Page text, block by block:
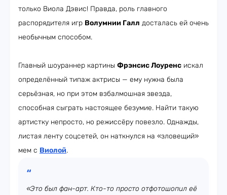
только Виола Дэвис! Правда, роль главного
распорядителя игр Волумнии Галл досталась ей очень
необычным способом.
Главный шоураннер картины Фрэнсис Лоуренс искал
определённый типаж актрисы — ему нужна была
серьёзная, но при этом взбалмошная звезда,
способная сыграть настоящее безумие. Найти такую
артистку непросто, но режиссёру повезло. Однажды,
листая ленту соцсетей, он наткнулся на «зловещий»
мем с Виолой.
«Это был фан-арт. Кто-то просто отфотошопил её